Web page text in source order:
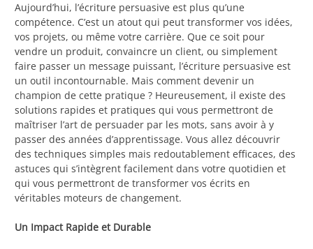
Aujourd’hui, l’écriture persuasive est plus qu’une
compétence. C’est un atout qui peut transformer vos idées,
vos projets, ou même votre carrière. Que ce soit pour
vendre un produit, convaincre un client, ou simplement
faire passer un message puissant, l’écriture persuasive est
un outil incontournable. Mais comment devenir un
champion de cette pratique ? Heureusement, il existe des
solutions rapides et pratiques qui vous permettront de
maîtriser l’art de persuader par les mots, sans avoir à y
passer des années d’apprentissage. Vous allez découvrir
des techniques simples mais redoutablement efficaces, des
astuces qui s’intègrent facilement dans votre quotidien et
qui vous permettront de transformer vos écrits en
véritables moteurs de changement.
Un Impact Rapide et Durable